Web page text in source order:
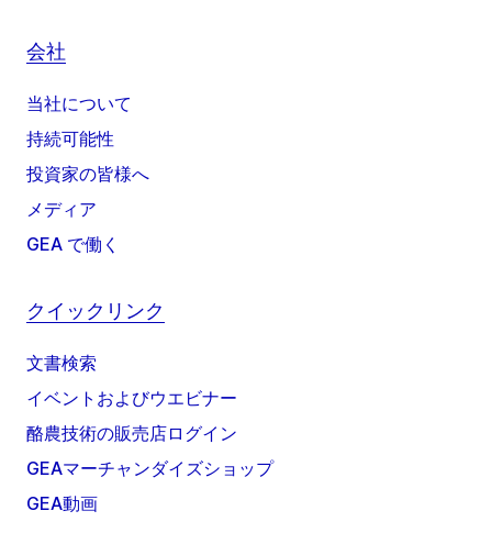
会社
当社について
持続可能性
投資家の皆様へ
メディア
GEA で働く
クイックリンク
文書検索
イベントおよびウエビナー
酪農技術の販売店ログイン
GEAマーチャンダイズショップ
GEA動画